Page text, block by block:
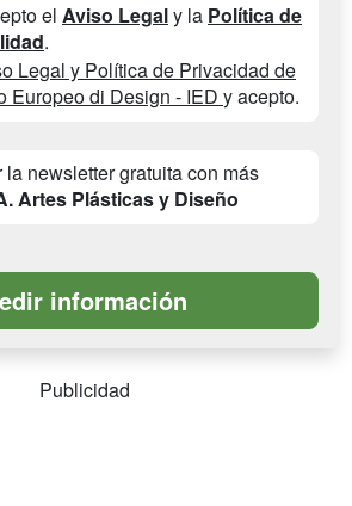
el Aviso Legaly la Política de
.
Legal y Política de Privacidad de
Europeo di Design - IED y acepto.
newsletter gratuita con más
Artes Plásticas y Diseño
Publicidad